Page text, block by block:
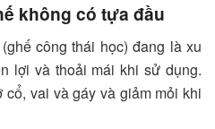
không có tựa đầu
công thái học) đang là xu
lợi và thoải mái khi sử dụng.
vai và gáy và giảm mỏi khi